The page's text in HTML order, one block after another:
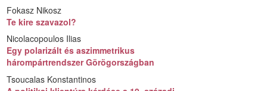
Fokasz Nikosz
Te kire szavazol?
Nicolacopoulos Ilias
Egy polarizált és aszimmetrikus
hárompártrendszer Görögországban
Tsoucalas Konstantinos